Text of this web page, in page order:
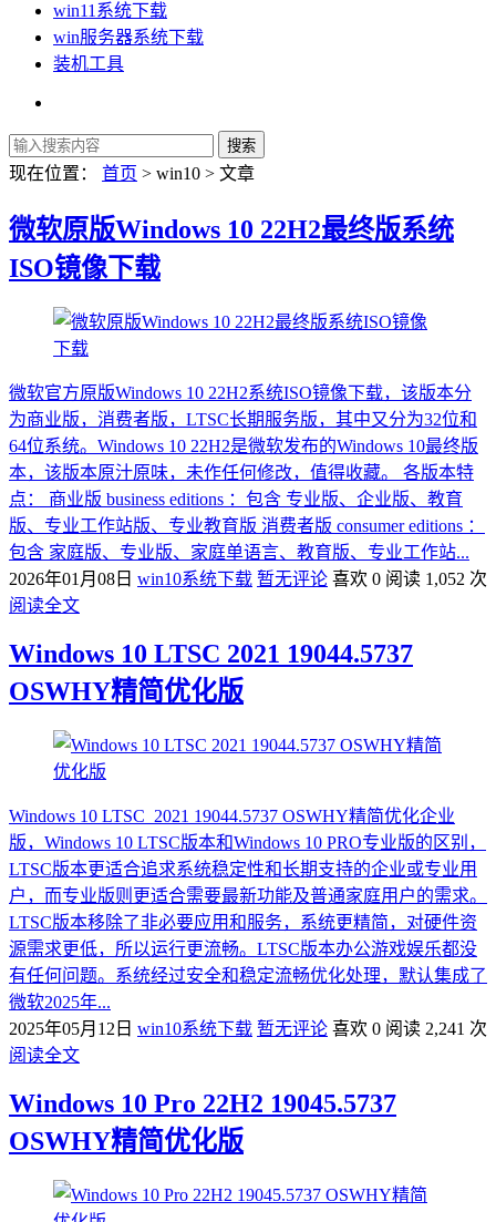
win11系统下载
win服务器系统下载
装机工具
现在位置： 首页 > win10 > 文章
微软原版Windows 10 22H2最终版系统
ISO镜像下载
微软官方原版Windows 10 22H2系统ISO镜像下载，该版本分
为商业版，消费者版，LTSC长期服务版，其中又分为32位和
64位系统。Windows 10 22H2是微软发布的Windows 10最终版
本，该版本原汁原味，未作任何修改，值得收藏。 各版本特
点： 商业版 business editions ：包含 专业版、企业版、教育
版、专业工作站版、专业教育版 消费者版 consumer editions ：
包含 家庭版、专业版、家庭单语言、教育版、专业工作站...
2026年01月08日 win10系统下载 暂无评论 喜欢 0 阅读 1,052 次
阅读全文
Windows 10 LTSC 2021 19044.5737
OSWHY精简优化版
Windows 10 LTSC_2021 19044.5737 OSWHY精简优化企业
版，Windows 10 LTSC版本和Windows 10 PRO专业版的区别，
LTSC版本更适合追求系统稳定性和长期支持的企业或专业用
户，而专业版则更适合需要最新功能及普通家庭用户的需求。
LTSC版本移除了非必要应用和服务，系统更精简‌，对硬件资
源需求更低，所以运行更流畅。LTSC版本办公游戏娱乐都没
有任何问题。系统经过安全和稳定流畅优化处理，默认集成了
微软2025年...
2025年05月12日 win10系统下载 暂无评论 喜欢 0 阅读 2,241 次
阅读全文
Windows 10 Pro 22H2 19045.5737
OSWHY精简优化版